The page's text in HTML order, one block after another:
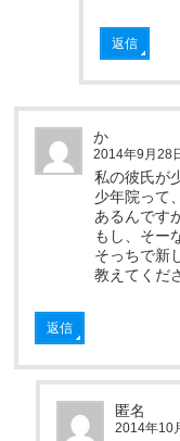
返信
か
2014年9月28
私の彼氏が
少年院って
あるんです
もし、そー
そっちで新
教えてくだ
返信
匿名
2014年10